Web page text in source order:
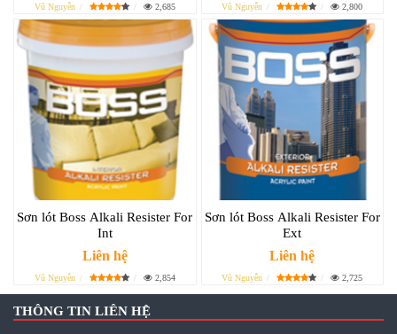
Vũ Nguyễn 2,685 Vũ Nguyễn 2,800
Sơn lót Boss Alkali Resister For
Int
Liên hệ
Vũ Nguyễn 2,854
Sơn lót Boss Alkali Resister For
Ext
Liên hệ
Vũ Nguyễn 2,725
THÔNG TIN LIÊN HỆ